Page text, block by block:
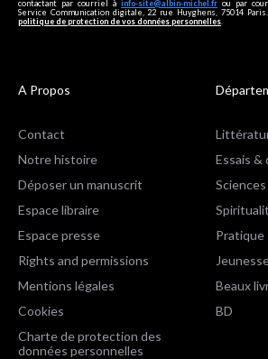
contactant par courriel à info-site@albin-michel.fr ou par
Service Communication digitale, 22 rue Huyghens, 75014 Paris.
politique de protection de vos données personnelles
A Propos
Contact
Notre histoire
Déposer un manuscrit
Espace libraire
Espace presse
Rights and permissions
Mentions légales
Cookies
Charte de protection des
données personnelles
Essais &
Pratique
Beaux
BD